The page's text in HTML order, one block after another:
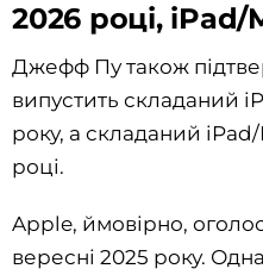
2026 році,
Джефф Пу також
випустить складаний
року, а складаний iPad/
році.
Apple, ймовірно,
вересні 2025 року.